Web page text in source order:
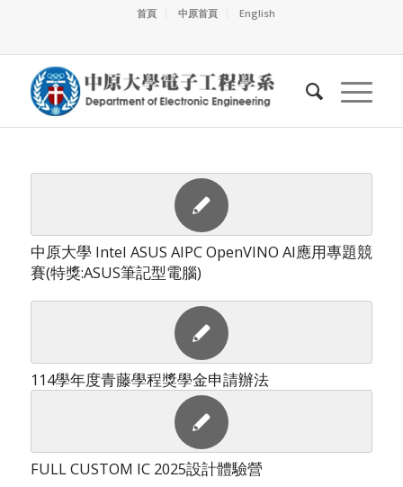
首頁 中原首頁 English
中原大學 Intel ASUS AIPC OpenVINO AI應用專題競
賽(特獎:ASUS筆記型電腦)
114學年度青藤學程獎學金申請辦法
FULL CUSTOM IC 2025設計體驗營